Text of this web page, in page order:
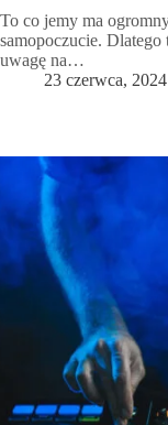
To co jemy ma
samopoczucie. Dlatego
uwagę na…
23 czerwca, 2024